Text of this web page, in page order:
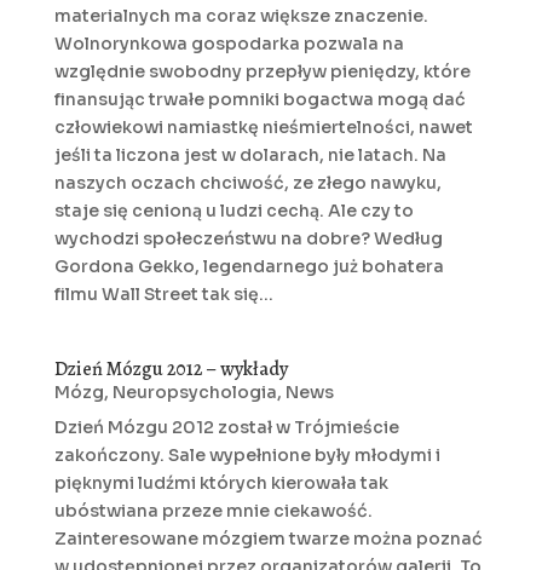
materialnych ma coraz większe znaczenie.
Wolnorynkowa gospodarka pozwala na
względnie swobodny przepływ pieniędzy, które
finansując trwałe pomniki bogactwa mogą dać
człowiekowi namiastkę nieśmiertelności, nawet
jeśli ta liczona jest w dolarach, nie latach. Na
naszych oczach chciwość, ze złego nawyku,
staje się cenioną u ludzi cechą. Ale czy to
wychodzi społeczeństwu na dobre? Według
Gordona Gekko, legendarnego już bohatera
filmu Wall Street tak się...
Dzień Mózgu 2012 – wykłady
Mózg, Neuropsychologia, News
Dzień Mózgu 2012 został w Trójmieście
zakończony. Sale wypełnione były młodymi i
pięknymi ludźmi których kierowała tak
ubóstwiana przeze mnie ciekawość.
Zainteresowane mózgiem twarze można poznać